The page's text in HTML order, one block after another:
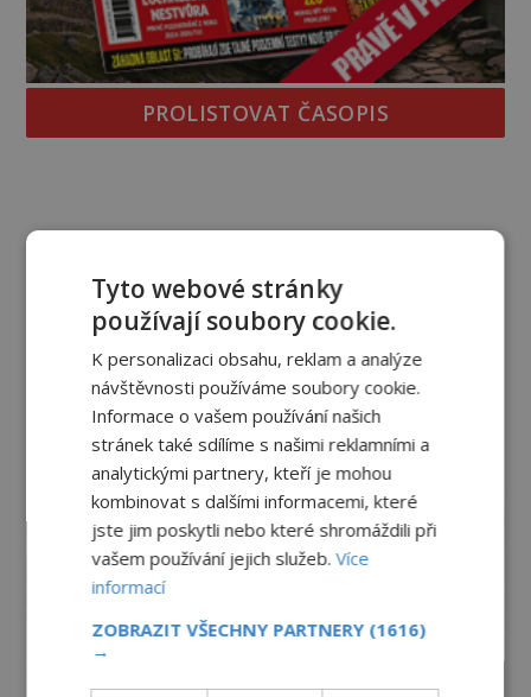
PROLISTOVAT ČASOPIS
reklama
Tyto webové stránky
používají soubory cookie.
K personalizaci obsahu, reklam a analýze
návštěvnosti používáme soubory cookie.
Informace o vašem používání našich
stránek také sdílíme s našimi reklamními a
analytickými partnery, kteří je mohou
kombinovat s dalšími informacemi, které
jste jim poskytli nebo které shromáždili při
vašem používání jejich služeb.Více
informací
ZOBRAZIT VŠECHNY PARTNERY (1616)
→